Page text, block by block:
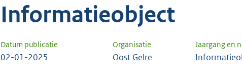
Informatieobject
Datum publicatie Organisatie Jaargang en
02-01-2025 Oost Gelre